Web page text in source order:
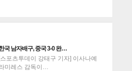
국 남자배구, 중국 3-0 완…
[스포츠투데이 강태구 기자] 이사나예
미레스 감독이…